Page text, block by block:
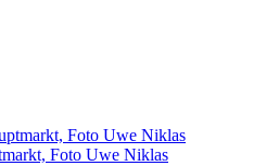
Foto Uwe Niklas